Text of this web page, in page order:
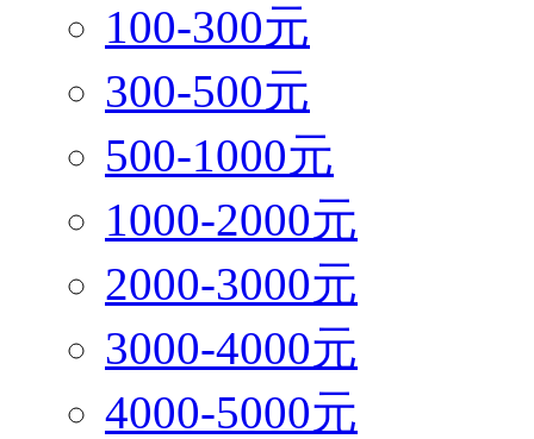
100-300元
300-500元
500-1000元
1000-2000元
2000-3000元
3000-4000元
4000-5000元